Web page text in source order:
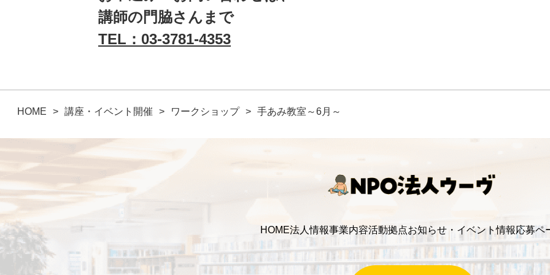
講師の門脇さんまで
TEL：03-3781-4353
HOME 講座・イベント開催 ワークショップ 手あみ教室～6月～
HOME法人情報事業内容活動拠点お知らせ・イベント情報応募ペ